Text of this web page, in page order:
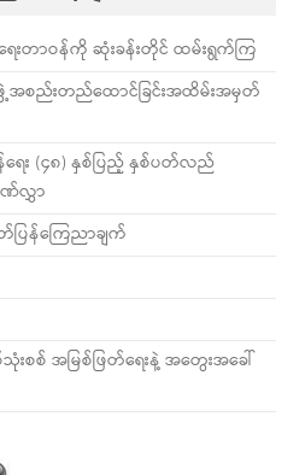
ေးတာဝန်ကို ဆုံးခန်းတိုင် ထမ်းရွက်ကြ
စည်းတည်ထောင်ခြင်းအထိမ်းအမှတ်
(၄၈) နှစ်ပြည့် နှစ်ပတ်လည်
ဏ်လွှာ
ြန်ကြေညာချက်
းစစ် အမြစ်ဖြတ်ရေးနဲ့ အတွေးအခေါ်